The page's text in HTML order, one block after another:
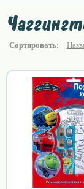
Сортировать: